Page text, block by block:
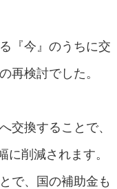
『今』のうちに交
再検討でした。
交換することで、
削減されます。
で、国の補助金も